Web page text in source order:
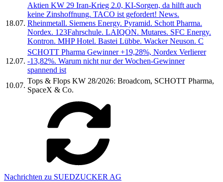
18.07.
Aktien KW 29 Iran-Krieg 2.0, KI-Sorgen, da hilft auch
keine Zinshoffnung. TACO ist gefordert! News.
Rheinmetall. Siemens Energy. Pyramid. Schott Pharma.
Nordex. 123Fahrschule. LAIQON. Mutares. SFC Energy.
Kontron. MHP Hotel. Bastei Lübbe. Wacker Neuson. C
12.07.
SCHOTT Pharma Gewinner +19,28%, Nordex Verlierer
-13,82%. Warum nicht nur der Wochen-Gewinner
spannend ist
10.07.
Tops & Flops KW 28/2026: Broadcom, SCHOTT Pharma,
SpaceX & Co.
Nachrichten zu SUEDZUCKER AG